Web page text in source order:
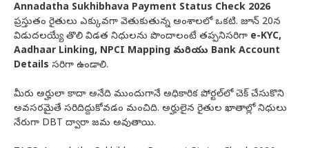
Annadatha Sukhibhava Payment Status Check 2026
ప్రస్తుతం రైతులు ఎక్కువగా వెతుకుతున్న అంశాలలో ఒకటి. జూన్ 20న
విడుదలయ్యే తొలి విడత నిధులను పొందాలంటే తప్పనిసరిగా e-KYC,
Aadhaar Linking, NPCI Mapping మరియు Bank Account
Details సరిగా ఉండాలి.
మీరు అర్హులా కాదా అనేది ముందుగానే అధికారిక పోర్టల్‌లో చెక్ చేసుకొని
అవసరమైతే సరిదిద్దుకోవడం మంచిది. అర్హులైన రైతుల ఖాతాల్లో నిధులు
నేరుగా DBT ద్వారా జమ అవుతాయి.